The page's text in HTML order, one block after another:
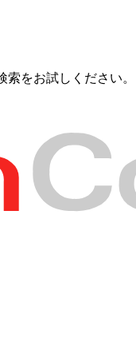
をお試しください。